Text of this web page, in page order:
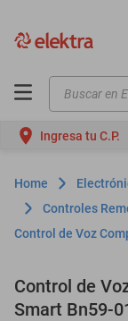
Buscar en
Ingresa tu C.P.
Controles
Control de Voz
Control de
Smart Bn59-
motos
moto
celulares
iphones
lavadoras